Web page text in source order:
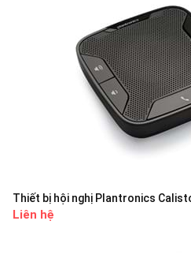
Thiết bị hội nghị Plantronics
Liên hệ